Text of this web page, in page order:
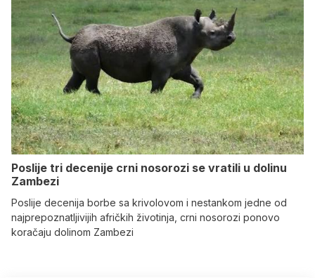
Poslije tri decenije crni nosorozi se vratili u dolinu
Zambezi
Poslije decenija borbe sa krivolovom i nestankom jedne od
najprepoznatljivijih afričkih životinja, crni nosorozi ponovo
koračaju dolinom Zambezi